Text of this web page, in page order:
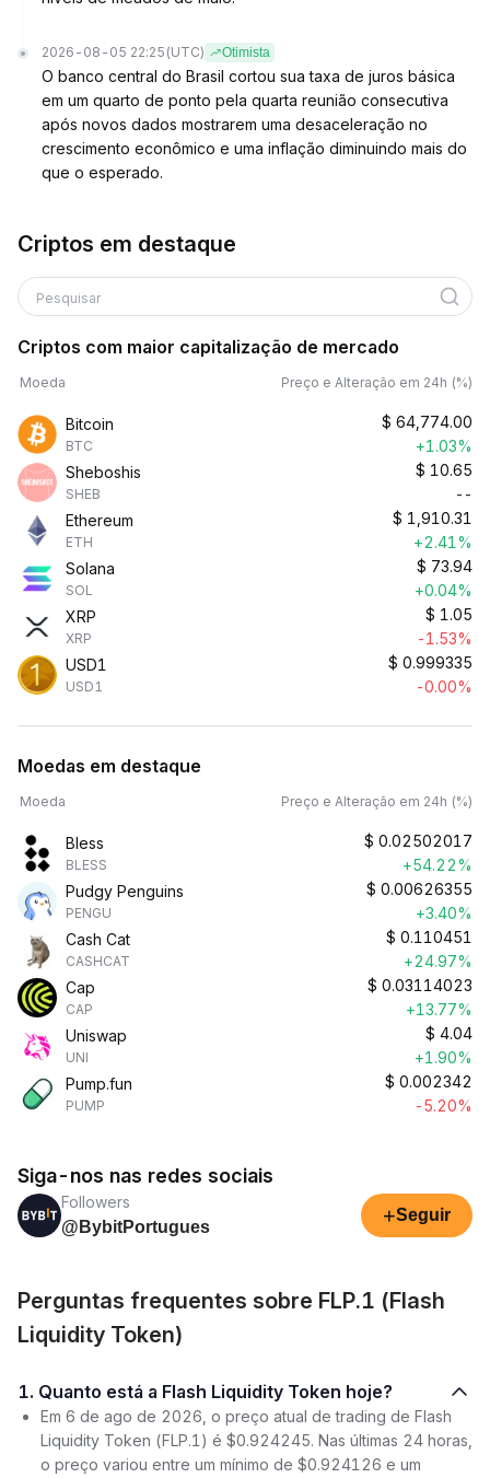
2026-08-05 22:25 (UTC) Otimista
O banco central do Brasil cortou sua taxa de juros básica
em um quarto de ponto pela quarta reunião consecutiva
após novos dados mostrarem uma desaceleração no
crescimento econômico e uma inflação diminuindo mais do
que o esperado.
Criptos em destaque
Pesquisar
Criptos com maior capitalização de mercado
Moeda Preço e Alteração em 24h (%)
Bitcoin
BTC
$ 64,774.00
+1.03%
Sheboshis
SHEB
$ 10.65
--
Ethereum
ETH
$ 1,910.31
+2.41%
Solana
SOL
$ 73.94
+0.04%
XRP
XRP
$ 1.05
-1.53%
USD1
USD1
$ 0.999335
-0.00%
Moedas em destaque
Moeda Preço e Alteração em 24h (%)
Bless
BLESS
$ 0.02502017
+54.22%
Pudgy Penguins
PENGU
$ 0.00626355
+3.40%
Cash Cat
CASHCAT
$ 0.110451
+24.97%
Cap
CAP
$ 0.03114023
+13.77%
Uniswap
UNI
$ 4.04
+1.90%
Pump.fun
PUMP
$ 0.002342
-5.20%
Siga-nos nas redes sociais
Followers
@BybitPortugues
+Seguir
Perguntas frequentes sobre FLP.1 (Flash
Liquidity Token)
1. Quanto está a Flash Liquidity Token hoje?
Em 6 de ago de 2026, o preço atual de trading de Flash
Liquidity Token (FLP.1) é $0.924245. Nas últimas 24 horas,
o preço variou entre um mínimo de $0.924126 e um